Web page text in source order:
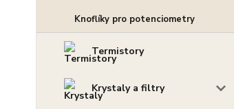
Knoflíky pro potenciometry
Termistory
Krystaly a filtry